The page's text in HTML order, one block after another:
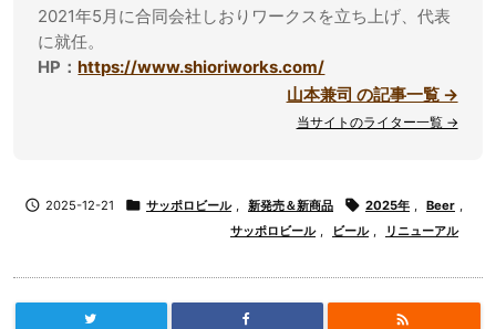
2021年5月に合同会社しおりワークスを立ち上げ、代表
に就任。
HP：https://www.shioriworks.com/
山本兼司 の記事一覧 →
当サイトのライター一覧 →
 2025-12-21  サッポロビール , 新発売＆新商品  2025年 , Beer ,
サッポロビール , ビール , リニューアル
